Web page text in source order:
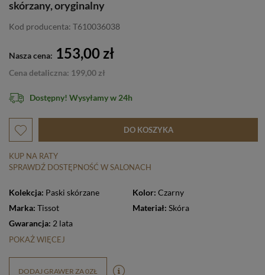
skórzany, oryginalny
Kod producenta: T610036038
Nasza cena: 153,00 zł
Cena detaliczna: 199,00 zł
Dostępny! Wysyłamy w 24h
DO KOSZYKA
KUP NA RATY
SPRAWDŹ DOSTĘPNOŚĆ W SALONACH
Kolekcja: Paski skórzane Kolor: Czarny
Marka: Tissot Materiał: Skóra
Gwarancja: 2 lata
POKAŻ WIĘCEJ
DODAJ GRAWER ZA 0ZŁ